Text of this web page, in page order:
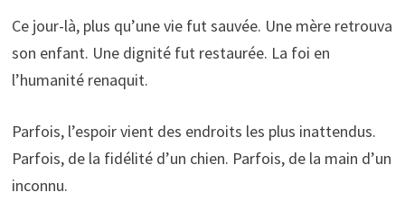
Ce jour-là, plus qu’une vie fut sauvée. Une mère retrouva
son enfant. Une dignité fut restaurée. La foi en
l’humanité renaquit.
Parfois, l’espoir vient des endroits les plus inattendus.
Parfois, de la fidélité d’un chien. Parfois, de la main d’un
inconnu.